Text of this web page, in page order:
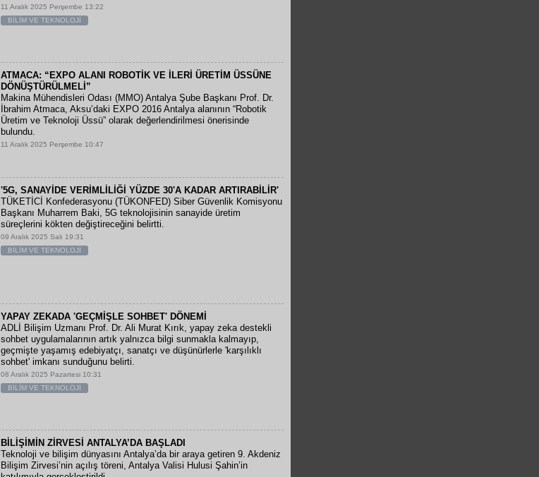
11 Aralık 2025 Perşembe 13:22
BİLİM VE TEKNOLOJİ
ATMACA: “EXPO ALANI ROBOTİK VE İLERİ ÜRETİM ÜSSÜNE
DÖNÜŞTÜRÜLMELİ”
Makina Mühendisleri Odası (MMO) Antalya Şube Başkanı Prof. Dr.
İbrahim Atmaca, Aksu’daki EXPO 2016 Antalya alanının “Robotik
Üretim ve Teknoloji Üssü” olarak değerlendirilmesi önerisinde
bulundu.
11 Aralık 2025 Perşembe 10:47
'5G, SANAYİDE VERİMLİLİĞİ YÜZDE 30'A KADAR ARTIRABİLİR'
TÜKETİCİ Konfederasyonu (TÜKONFED) Siber Güvenlik Komisyonu
Başkanı Muharrem Baki, 5G teknolojisinin sanayide üretim
süreçlerini kökten değiştireceğini belirtti.
09 Aralık 2025 Salı 19:31
BİLİM VE TEKNOLOJİ
YAPAY ZEKADA 'GEÇMİŞLE SOHBET' DÖNEMİ
ADLİ Bilişim Uzmanı Prof. Dr. Ali Murat Kırık, yapay zeka destekli
sohbet uygulamalarının artık yalnızca bilgi sunmakla kalmayıp,
geçmişte yaşamış edebiyatçı, sanatçı ve düşünürlerle 'karşılıklı
sohbet' imkanı sunduğunu belirti.
08 Aralık 2025 Pazartesi 10:31
BİLİM VE TEKNOLOJİ
BİLİŞİMİN ZİRVESİ ANTALYA’DA BAŞLADI
Teknoloji ve bilişim dünyasını Antalya’da bir araya getiren 9. Akdeniz
Bilişim Zirvesi’nin açılış töreni, Antalya Valisi Hulusi Şahin’in